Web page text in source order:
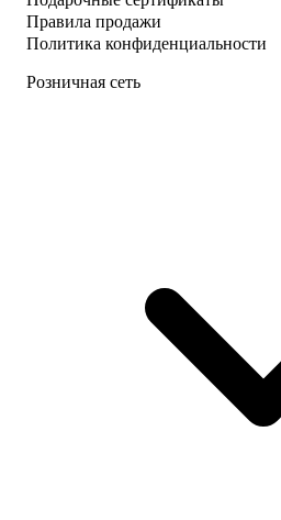
Правила продажи
Политика конфиденциальности
Розничная сеть